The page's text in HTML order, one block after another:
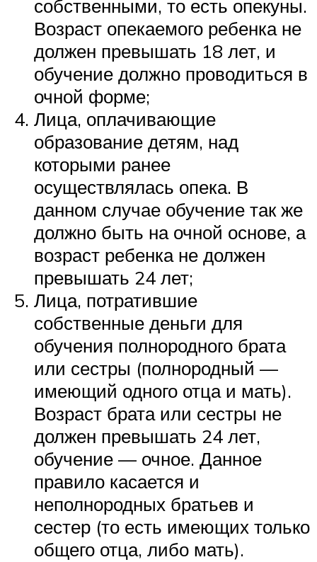
собственными, то есть опекуны.
Возраст опекаемого ребенка не
должен превышать 18 лет, и
обучение должно проводиться в
очной форме;
Лица, оплачивающие
образование детям, над
которыми ранее
осуществлялась опека. В
данном случае обучение так же
должно быть на очной основе, а
возраст ребенка не должен
превышать 24 лет;
Лица, потратившие
собственные деньги для
обучения полнородного брата
или сестры (полнородный —
имеющий одного отца и мать).
Возраст брата или сестры не
должен превышать 24 лет,
обучение — очное. Данное
правило касается и
неполнородных братьев и
сестер (то есть имеющих только
общего отца, либо мать).